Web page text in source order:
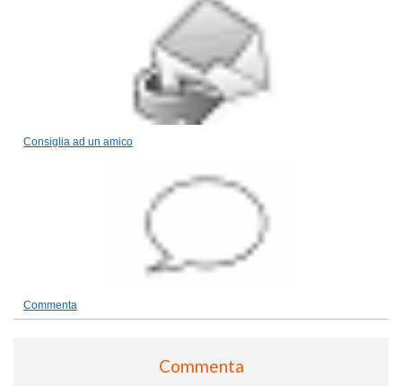
Consiglia ad un amico
Commenta
Commenta